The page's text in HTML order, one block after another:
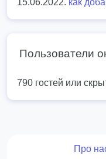
15.06.2022. как
Пользователи
790 гостей или
Про